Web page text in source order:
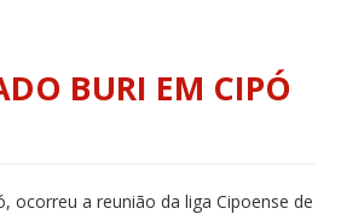
BURI EM CIPÓ
ocorreu a reunião da liga Cipoense de